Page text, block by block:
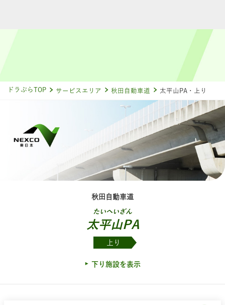
ドラぷらTOP サービスエリア 秋田自動車道 太平山PA・上り
秋田自動車道
たいへいざん
太平山PA
上り
下り施設を表示